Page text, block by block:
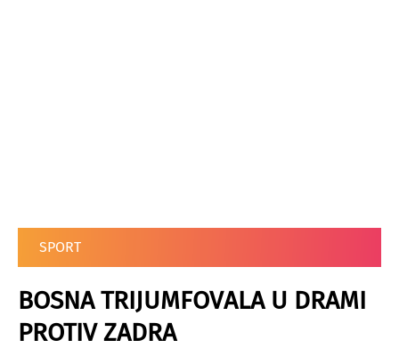
SPORT
BOSNA TRIJUMFOVALA U DRAMI
PROTIV ZADRA